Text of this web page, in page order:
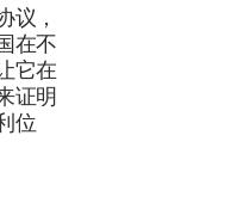
议，
在不
它在
证明
位